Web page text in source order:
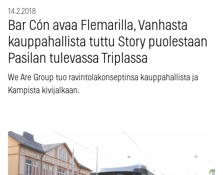
14.2.2018
Bar Cón avaa Flemarilla, Vanhasta
kauppahallista tuttu Story puolestaan
Pasilan tulevassa Triplassa
We Are Group tuo ravintolakonseptinsa kauppahallista ja
Kampista kivijalkaan.